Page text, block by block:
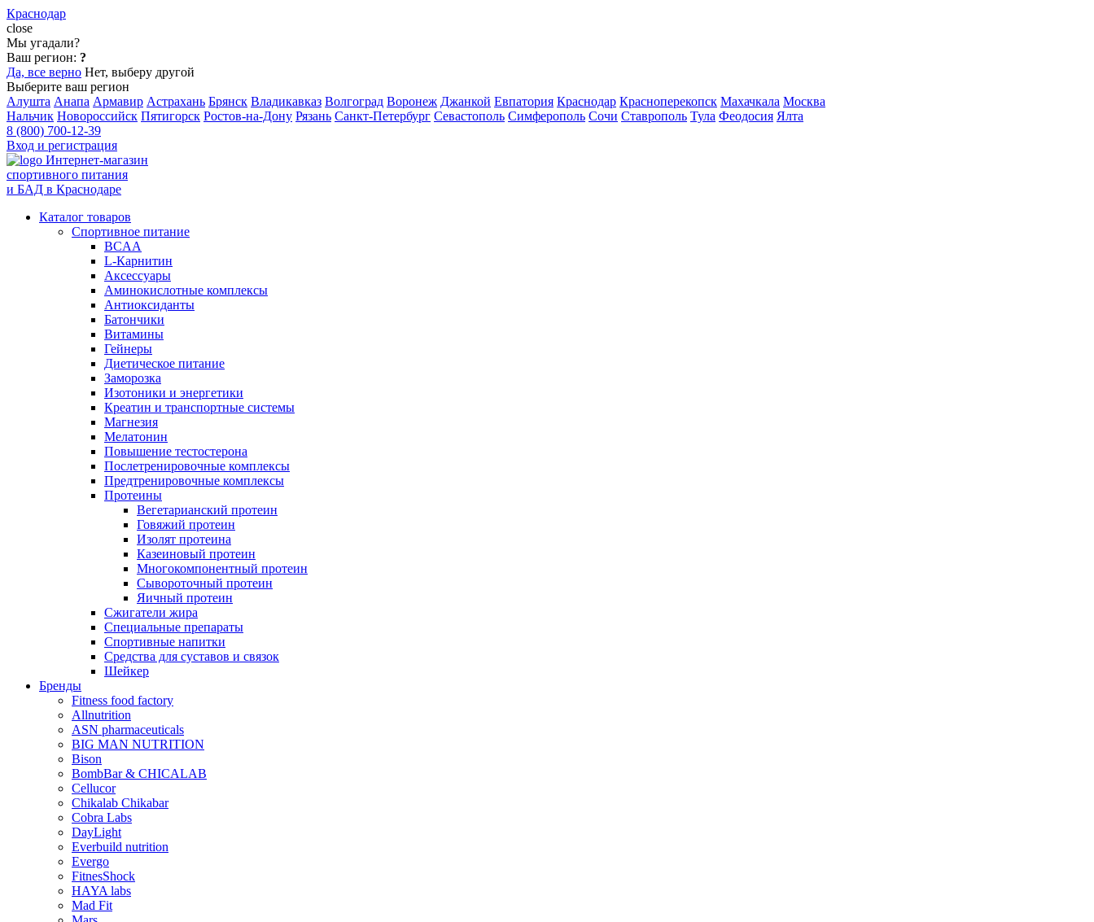
Краснодар
close
Мы угадали?
Ваш регион: ?
Да, все верно Нет, выберу другой
Выберите ваш регион
Алушта Анапа Армавир Астрахань Брянск Владикавказ Волгоград Воронеж Джанкой Евпатория Краснодар Красноперекопск Махачкала Москва
Нальчик Новороссийск Пятигорск Ростов-на-Дону Рязань Санкт-Петербург Севастополь Симферополь Сочи Ставрополь Тула Феодосия Ялта
8 (800) 700-12-39
Вход и регистрация
Интернет-магазин
спортивного питания
и БАД в Краснодаре
Каталог товаров
Спортивное питание
BCAA
L-Карнитин
Аксессуары
Аминокислотные комплексы
Антиоксиданты
Батончики
Витамины
Гейнеры
Диетическое питание
Заморозка
Изотоники и энергетики
Креатин и транспортные системы
Магнезия
Мелатонин
Повышение тестостерона
Послетренировочные комплексы
Предтренировочные комплексы
Протеины
Вегетарианский протеин
Говяжий протеин
Изолят протеина
Казеиновый протеин
Многокомпонентный протеин
Сывороточный протеин
Яичный протеин
Сжигатели жира
Специальные препараты
Спортивные напитки
Средства для суставов и связок
Шейкер
Бренды
Fitness food factory
Allnutrition
ASN pharmaceuticals
BIG MAN NUTRITION
Bison
BombBar & CHICALAB
Cellucor
Chikalab Chikabar
Cobra Labs
DayLight
Everbuild nutrition
Evergo
FitnesShock
HAYA labs
Mad Fit